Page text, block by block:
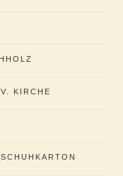
KIRCHE